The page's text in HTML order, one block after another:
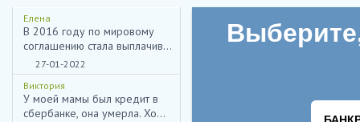
Елена
В 2016 году по мировому
соглашению стала выплачив...
27-01-2022
Виктория
У моей мамы был кредит в
сбербанке, она умерла. Хо...